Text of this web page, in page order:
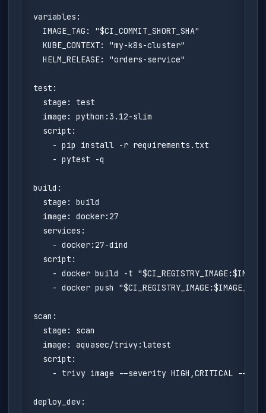
variables:
  IMAGE_TAG: "$CI_COMMIT_SHORT_SHA"
  KUBE_CONTEXT: "my-k8s-cluster"
  HELM_RELEASE: "orders-service"
test:
  stage: test
  image: python:3.12-slim
  script:
    - pip install -r requirements.txt
    - pytest -q
build:
  stage: build
  image: docker:27
  services:
    - docker:27-dind
  script:
- docker build -t
    - docker push "$CI_REGISTRY_IMAGE:$IMAGE_TAG"
scan:
  stage: scan
  image: aquasec/trivy:latest
  script:
- trivy image --severity HIGH,CRITICAL --
deploy_dev: